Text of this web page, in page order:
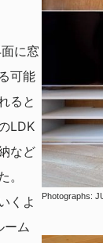
に窓
可能
ると
LDK
など
くよ
ーム
Photographs: